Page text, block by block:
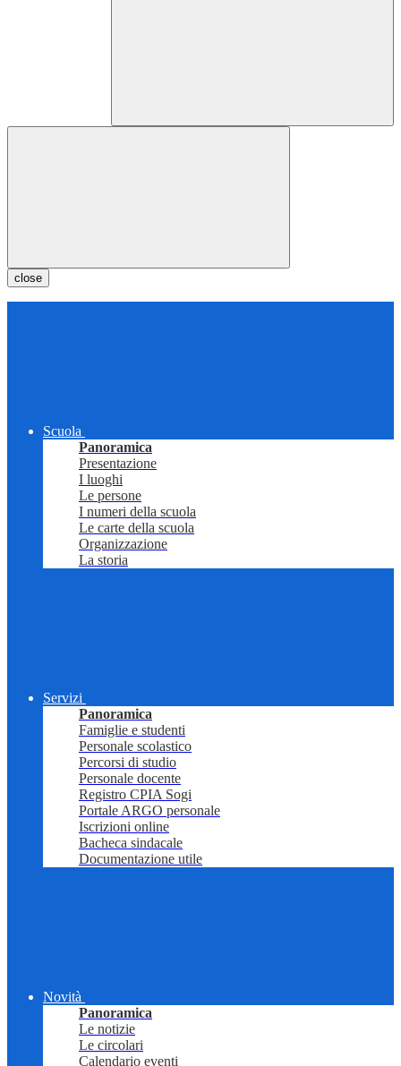
close
Scuola
Panoramica
Presentazione
I luoghi
Le persone
I numeri della scuola
Le carte della scuola
Organizzazione
La storia
Servizi
Panoramica
Famiglie e studenti
Personale scolastico
Percorsi di studio
Personale docente
Registro CPIA Sogi
Portale ARGO personale
Iscrizioni online
Bacheca sindacale
Documentazione utile
Novità
Panoramica
Le notizie
Le circolari
Calendario eventi